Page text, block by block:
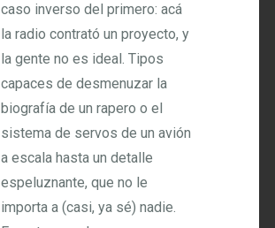
caso inverso del primero: acá
la radio contrató un proyecto, y
la gente no es ideal. Tipos
capaces de desmenuzar la
biografía de un rapero o el
sistema de servos de un avión
a escala hasta un detalle
espeluznante, que no le
importa a (casi, ya sé) nadie.